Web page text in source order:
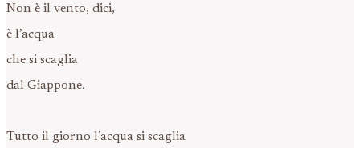
Non è il vento, dici,
è l’acqua
che si scaglia
dal Giappone.
Tutto il giorno l’acqua si scaglia